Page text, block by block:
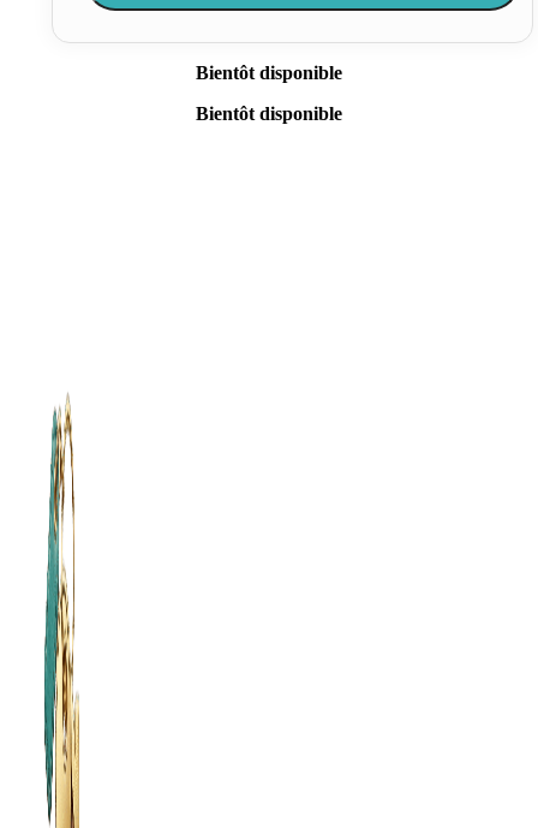
Bientôt disponible
Bientôt disponible